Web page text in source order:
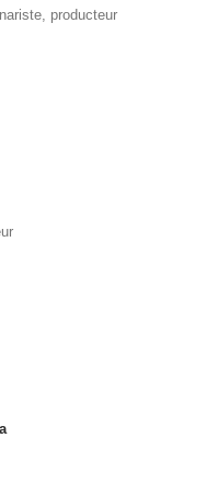
producteur